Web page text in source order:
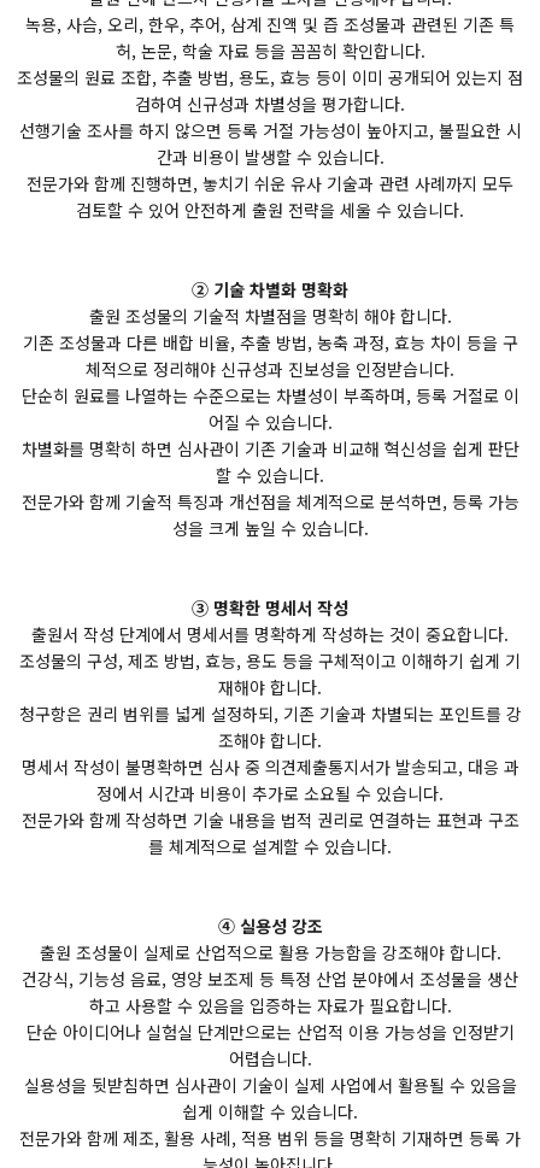
녹용, 사슴, 오리, 한우, 추어, 삼계 진액 및 즙 조성물과 관련된 기존 특
허, 논문, 학술 자료 등을 꼼꼼히 확인합니다.
조성물의 원료 조합, 추출 방법, 용도, 효능 등이 이미 공개되어 있는지 점
검하여 신규성과 차별성을 평가합니다.
선행기술 조사를 하지 않으면 등록 거절 가능성이 높아지고, 불필요한 시
간과 비용이 발생할 수 있습니다.
전문가와 함께 진행하면, 놓치기 쉬운 유사 기술과 관련 사례까지 모두
검토할 수 있어 안전하게 출원 전략을 세울 수 있습니다.
② 기술 차별화 명확화
출원 조성물의 기술적 차별점을 명확히 해야 합니다.
기존 조성물과 다른 배합 비율, 추출 방법, 농축 과정, 효능 차이 등을 구
체적으로 정리해야 신규성과 진보성을 인정받습니다.
단순히 원료를 나열하는 수준으로는 차별성이 부족하며, 등록 거절로 이
어질 수 있습니다.
차별화를 명확히 하면 심사관이 기존 기술과 비교해 혁신성을 쉽게 판단
할 수 있습니다.
전문가와 함께 기술적 특징과 개선점을 체계적으로 분석하면, 등록 가능
성을 크게 높일 수 있습니다.
③ 명확한 명세서 작성
출원서 작성 단계에서 명세서를 명확하게 작성하는 것이 중요합니다.
조성물의 구성, 제조 방법, 효능, 용도 등을 구체적이고 이해하기 쉽게 기
재해야 합니다.
청구항은 권리 범위를 넓게 설정하되, 기존 기술과 차별되는 포인트를 강
조해야 합니다.
명세서 작성이 불명확하면 심사 중 의견제출통지서가 발송되고, 대응 과
정에서 시간과 비용이 추가로 소요될 수 있습니다.
전문가와 함께 작성하면 기술 내용을 법적 권리로 연결하는 표현과 구조
를 체계적으로 설계할 수 있습니다.
④ 실용성 강조
출원 조성물이 실제로 산업적으로 활용 가능함을 강조해야 합니다.
건강식, 기능성 음료, 영양 보조제 등 특정 산업 분야에서 조성물을 생산
하고 사용할 수 있음을 입증하는 자료가 필요합니다.
단순 아이디어나 실험실 단계만으로는 산업적 이용 가능성을 인정받기
어렵습니다.
실용성을 뒷받침하면 심사관이 기술이 실제 사업에서 활용될 수 있음을
쉽게 이해할 수 있습니다.
전문가와 함께 제조, 활용 사례, 적용 범위 등을 명확히 기재하면 등록 가